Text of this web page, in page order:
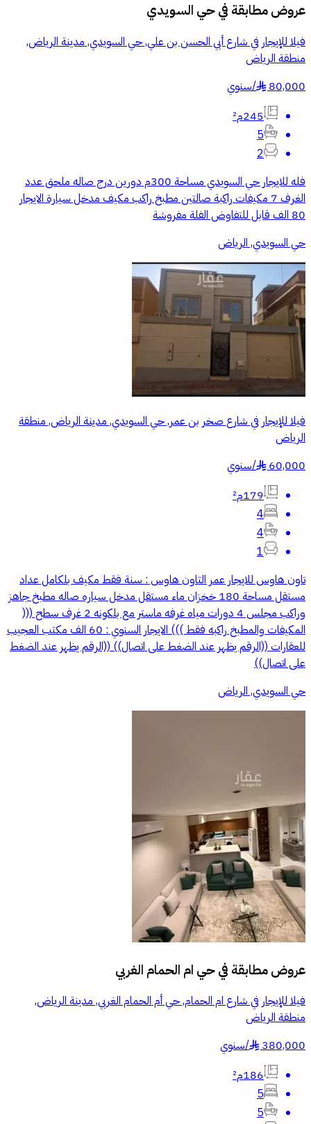
عروض مطابقة فيحي السويدي
فيلا للإيجار في شارع أبي الحسن بن علي, حي السويدي, مدينة الرياض,
منطقة الرياض
80,000
§
/سنوي
245م²
5
2
فله للايجار حي السويدي مساحة 300م دورين درج صاله ملحق عدد
الغرف 7 مكيفات راكبة صالتين مطبخ راكب مكيف مدخل سيارة الايجار
80 الف قابل للتفاوض الفلة مفروشة
حي السويدي, الرياض
فيلا للإيجار في شارع صخر بن عمر, حي السويدي, مدينة الرياض, منطقة
الرياض
60,000
§
/سنوي
179م²
4
4
1
تاون هاوس للايجار عمر التاون هاوس : سنة فقط مكيف بلكامل عداد
مستقل مساحة 180 خخزان ماء مستقل مدخل سياره صاله مطبخ جاهز
وراكب مجلس 4 دورات مياه غرفه ماستر مع بلكونه 2 غرف سطح (((
المكيفات والمطبخ راكبه فقط ))) الايجار السنوي : 60 الف مكتب العجيب
للعقارات ((الرقم يظهر عند الضغط على اتصال)) ((الرقم يظهر عند الضغط
على اتصال))
حي السويدي, الرياض
عروض مطابقة فيحي ام الحمام الغربي
فيلا للإيجار في شارع ام الحمام, حي أم الحمام الغربي, مدينة الرياض,
منطقة الرياض
380,000
§
/سنوي
186م²
5
5